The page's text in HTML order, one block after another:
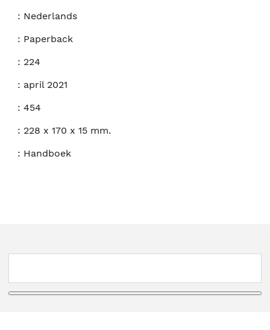
: Nederlands
: Paperback
: 224
: april 2021
: 454
: 228 x 170 x 15 mm.
: Handboek